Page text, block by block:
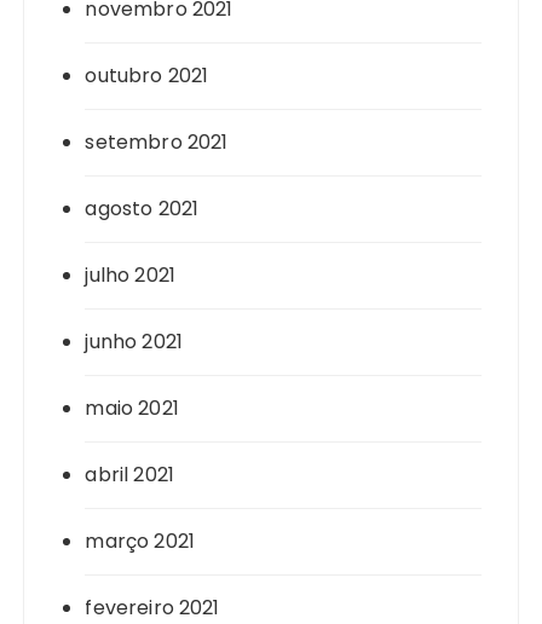
novembro 2021
outubro 2021
setembro 2021
agosto 2021
julho 2021
junho 2021
maio 2021
abril 2021
março 2021
fevereiro 2021